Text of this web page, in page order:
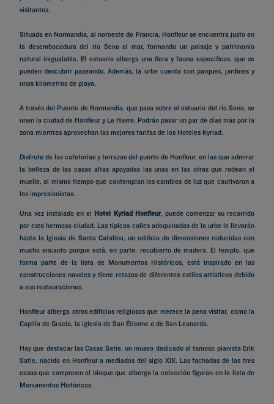
visitantes.
Situada en Normandía, al noroeste de Francia, Honfleur se encuentra justo en
la desembocadura del río Sena al mar, formando un paisaje y patrimonio
natural inigualable. El estuario alberga una flora y fauna específicas, que se
pueden descubrir paseando. Además, la urbe cuenta con parques, jardines y
unos kilómetros de playa.
A través del Puente de Normandía, que pasa sobre el estuario del río Sena, se
unen la ciudad de Honfleur y Le Havre. Podrán pasar un par de días más por la
zona mientras aprovechan las mejores tarifas de los Hoteles Kyriad.
Disfrute de las cafeterías y terrazas del puerto de Honfleur, en las que admirar
la belleza de las casas altas apoyadas las unas en las otras que rodean el
muelle, al mismo tiempo que contemplan los cambios de luz que cautivaron a
los impresionistas.
Una vez instalado en el Hotel Kyriad Honfleur, puede comenzar su recorrido
por esta hermosa ciudad. Las típicas calles adoquinadas de la urbe le llevarán
hasta la Iglesia de Santa Catalina, un edificio de dimensiones reducidas con
mucho encanto porque está, en parte, recubierto de madera. El templo, que
forma parte de la lista de Monumentos Históricos, está inspirado en las
construcciones navales y tiene retazos de diferentes estilos artísticos debido
a sus restauraciones.
Honfleur alberga otros edificios religiosos que merece la pena visitar, como la
Capilla de Gracia, la iglesia de San Étienne o de San Leonardo.
Hay que destacar las Casas Satie, un museo dedicado al famoso pianista Erik
Satie, nacido en Honfleur a mediados del siglo XIX. Las fachadas de las tres
casas que componen el bloque que alberga la colección figuran en la lista de
Monumentos Históricos.